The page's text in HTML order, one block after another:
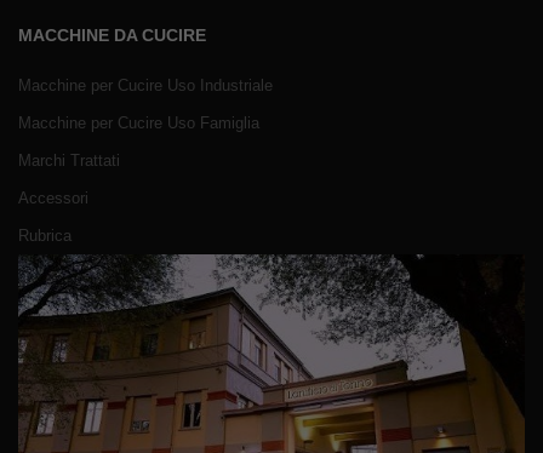
MACCHINE DA CUCIRE
Macchine per Cucire Uso Industriale
Macchine per Cucire Uso Famiglia
Marchi Trattati
Accessori
Rubrica